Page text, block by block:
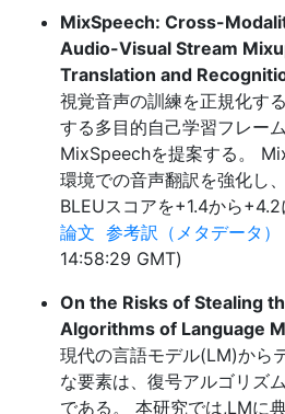
MixSpeech: Cross-
Audio-Visual Stream
Translation and
視覚音声の訓練を正規化す
する多目的自己学習フレー
MixSpeechを提案する。
環境での音声翻訳を強化し
BLEUスコアを+1.4から+4.2
論文 参考訳（メタデータ）
14:58:29 GMT)
On the Risks of Stealing
Algorithms of Language
現代の言語モデル(LM)から
な要素は、復号アルゴリズ
である。 本研究では,LMに